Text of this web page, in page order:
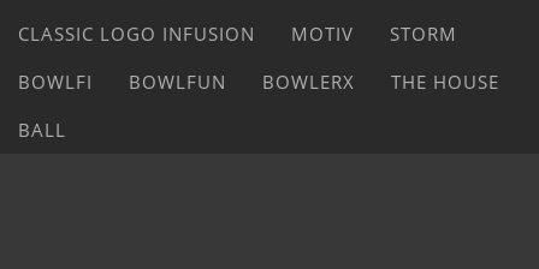
CLASSIC LOGO INFUSION
MOTIV
STORM
BOWLFI
BOWLFUN BOWLERX
THE HOUSE
BALL